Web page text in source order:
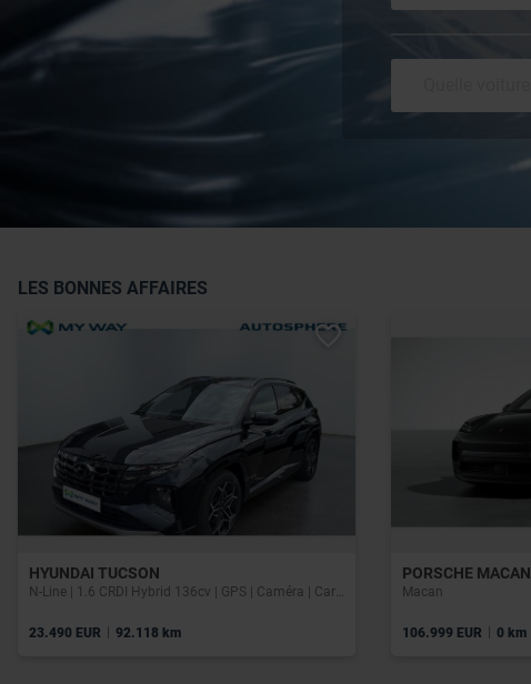
LES BONNES AFFAIRES
HYUNDAI TUCSON
23.490 EUR | 92.118 km
PORSCHE MACAN
Macan
106.999 EUR | 0 km